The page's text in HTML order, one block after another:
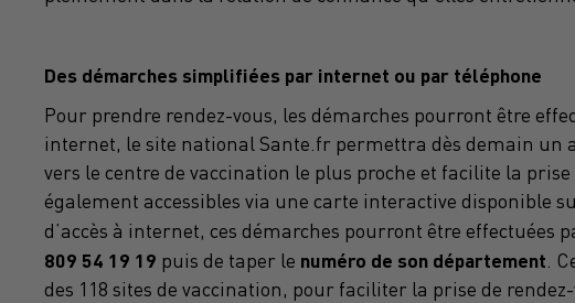
Des démarches simplifiées par internet ou par téléphone
Pour prendre rendez-vous, les démarches pourront être
internet, le site national Sante.fr permettra dès demain un
vers le centre de vaccination le plus proche et facilite la
également accessibles via une carte interactive disponible
d’accès à internet, ces démarches pourront être effectuées
809 54 19 19 puis de taper le numéro de son département.
des 118 sites de vaccination, pour faciliter la prise de